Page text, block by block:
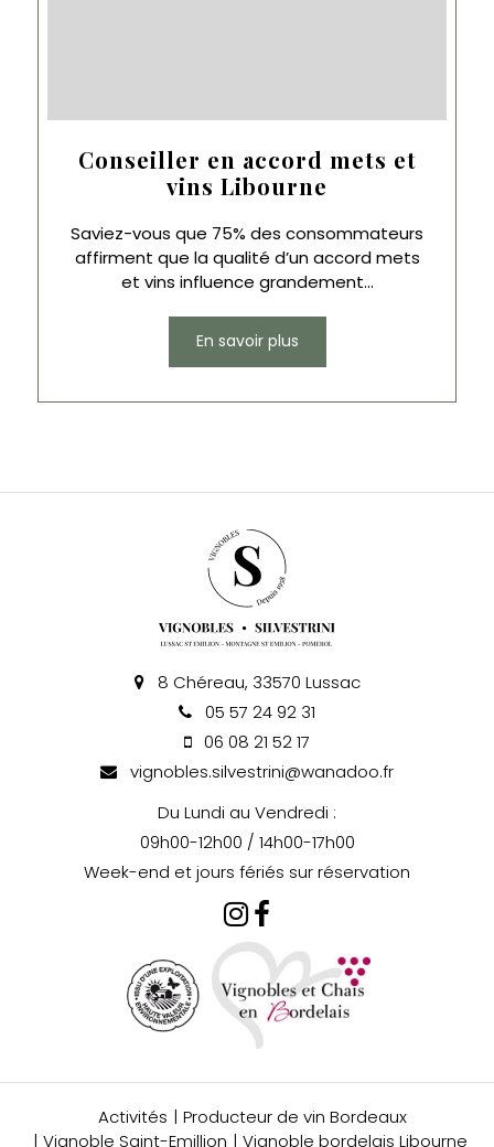
Conseiller en accord mets et
vins Libourne
Saviez-vous que 75% des consommateurs
affirment que la qualité d’un accord mets
et vins influence grandement...
En savoir plus
8 Chéreau, 33570 Lussac
05 57 24 92 31
06 08 21 52 17
vignobles.silvestrini@wanadoo.fr
Du Lundi au Vendredi :
09h00-12h00 / 14h00-17h00
Week-end et jours fériés sur réservation
Activités
Producteur de vin Bordeaux
Vignoble Saint-Emillion
Vignoble bordelais Libourne